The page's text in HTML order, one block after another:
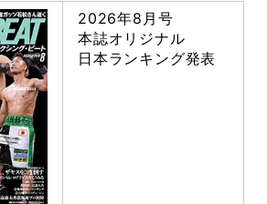
2026年8月号
本誌オリジナル
日本ランキング発表